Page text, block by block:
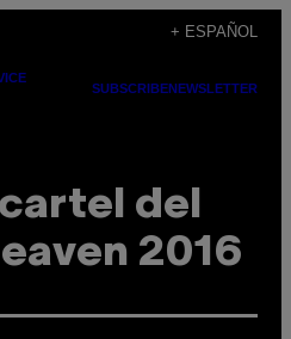
+ ESPAÑOL
SUBSCRIBENEWSLETTER
del
2016